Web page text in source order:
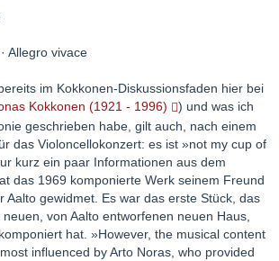
Allegro vivace
im Kokkonen-Diskussionsfaden hier bei
Kokkonen (1921 - 1996)
) und was ich
geschrieben habe, gilt auch, nach einem
das Violoncellokonzert: es ist »not my cup of
kurz ein paar Informationen aus dem
das 1969 komponierte Werk seinem Freund
Aalto gewidmet. Es war das erste Stück, das
von Aalto entworfenen neuen Haus,
hat. »However, the musical content
influenced by Arto Noras, who provided